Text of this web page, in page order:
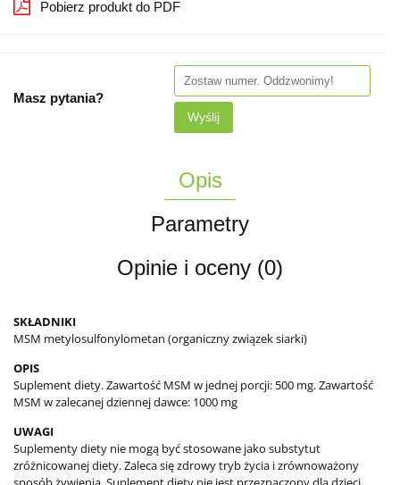
Pobierz produkt do PDF
Masz pytania?
Wyślij
Opis
Parametry
Opinie i oceny (0)
SKŁADNIKI
MSM metylosulfonylometan (organiczny związek siarki)
OPIS
Suplement diety. Zawartość MSM w jednej porcji: 500 mg. Zawartość
MSM w zalecanej dziennej dawce: 1000 mg
UWAGI
Suplementy diety nie mogą być stosowane jako substytut
zróżnicowanej diety. Zaleca się zdrowy tryb życia i zrównoważony